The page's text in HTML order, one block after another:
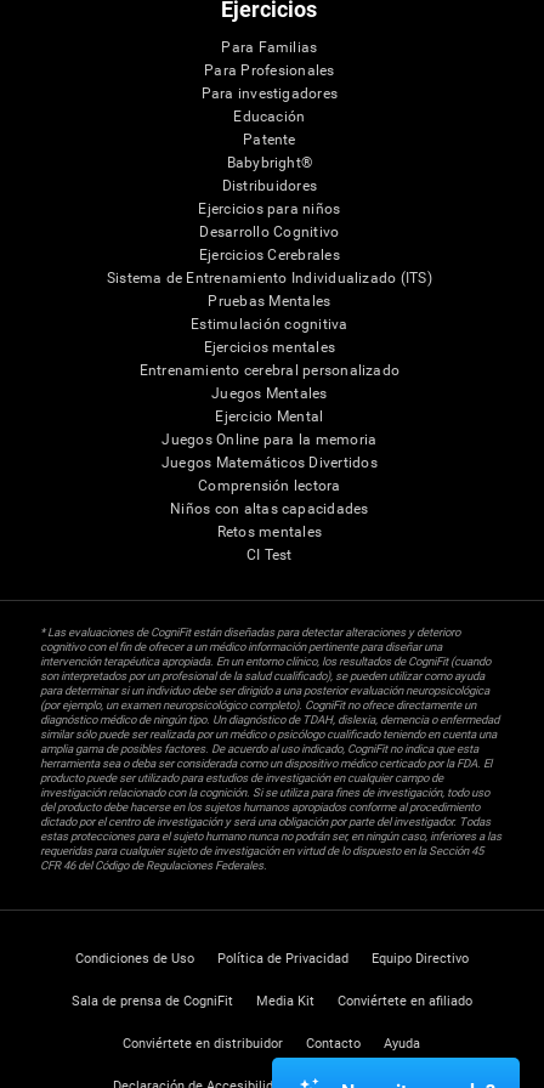
Ejercicios
Para Familias
Para Profesionales
Para investigadores
Educación
Patente
Babybright®
Distribuidores
Ejercicios para niños
Desarrollo Cognitivo
Ejercicios Cerebrales
Sistema de Entrenamiento Individualizado (ITS)
Pruebas Mentales
Estimulación cognitiva
Ejercicios mentales
Entrenamiento cerebral personalizado
Juegos Mentales
Ejercicio Mental
Juegos Online para la memoria
Juegos Matemáticos Divertidos
Comprensión lectora
Niños con altas capacidades
Retos mentales
CI Test
* Las evaluaciones de CogniFit están diseñadas para detectar alteraciones y deterioro
cognitivo con el fin de ofrecer a un médico información pertinente para diseñar una
intervención terapéutica apropiada. En un entorno clínico, los resultados de CogniFit (cuando
son interpretados por un profesional de la salud cualificado), se pueden utilizar como ayuda
para determinar si un individuo debe ser dirigido a una posterior evaluación neuropsicológica
(por ejemplo, un examen neuropsicológico completo). CogniFit no ofrece directamente un
diagnóstico médico de ningún tipo. Un diagnóstico de TDAH, dislexia, demencia o enfermedad
similar sólo puede ser realizada por un médico o psicólogo cualificado teniendo en cuenta una
amplia gama de posibles factores. De acuerdo al uso indicado, CogniFit no indica que esta
herramienta sea o deba ser considerada como un dispositivo médico certicado por la FDA. El
producto puede ser utilizado para estudios de investigación en cualquier campo de
investigación relacionado con la cognición. Si se utiliza para fines de investigación, todo uso
del producto debe hacerse en los sujetos humanos apropiados conforme al procedimiento
dictado por el centro de investigación y será una obligación por parte del investigador. Todas
estas protecciones para el sujeto humano nunca no podrán ser, en ningún caso, inferiores a las
requeridas para cualquier sujeto de investigación en virtud de lo dispuesto en la Sección 45
CFR 46 del Código de Regulaciones Federales.
Condiciones de Uso Política de Privacidad Equipo Directivo
Sala de prensa de CogniFit Media Kit Conviértete en afiliado
Conviértete en distribuidor Contacto Ayuda